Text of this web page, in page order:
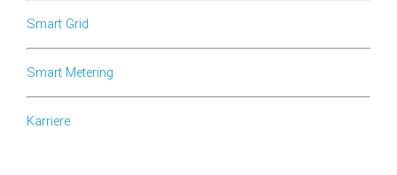
Smart Grid
Smart Metering
Karriere